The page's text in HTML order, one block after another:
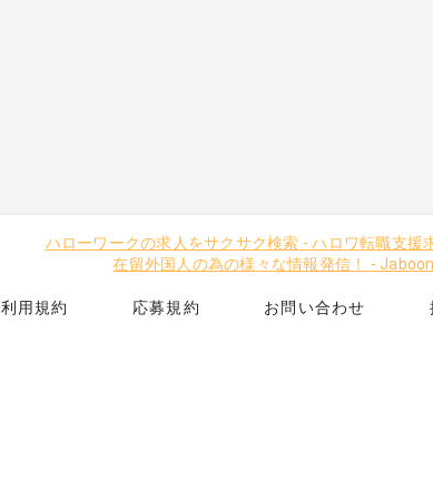
ハローワークの求人をサクサク検索 -ハロワ転職支援
在留外国人の為の様々な情報発信！
- Jaboon
利用規約 応募規約 お問い合わせ